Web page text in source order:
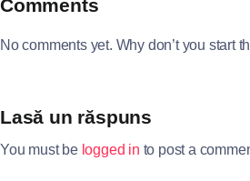
Comments
No comments yet. Why don’t you start
Lasă un răspuns
You must be logged in to post a